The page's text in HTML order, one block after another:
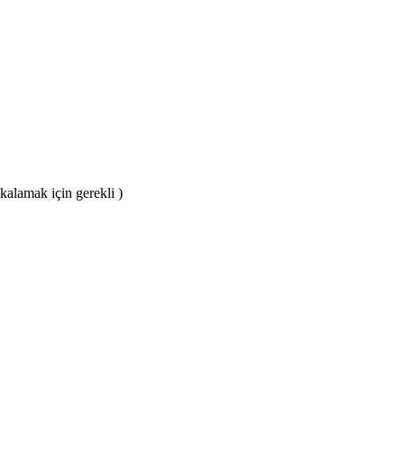
için gerekli )